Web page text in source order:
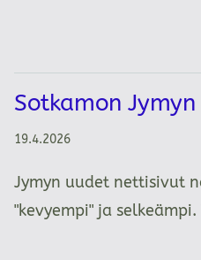
Sotkamon
19.4.2026
Jymyn uudet nettisivut
"kevyempi" ja